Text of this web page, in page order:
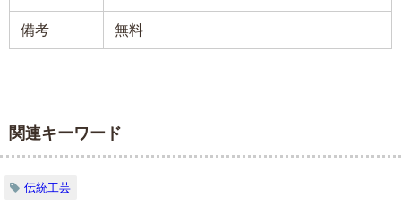
備考 無料
関連キーワード
伝統工芸